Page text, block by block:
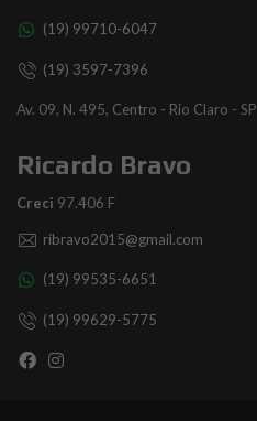
(19) 99710-6047
(19) 3597-7396
Av. 09, N. 495, Centro - Rio Claro - SP
Ricardo Bravo
Creci 97.406 F
ribravo2015@gmail.com
(19) 99535-6651
(19) 99629-5775